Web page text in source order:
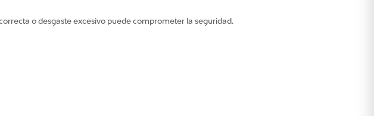
o desgaste excesivo puede comprometer la seguridad.